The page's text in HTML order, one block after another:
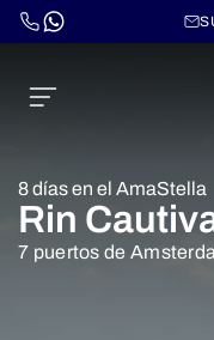
8 días en el AmaStella
Rin
7 puertos de